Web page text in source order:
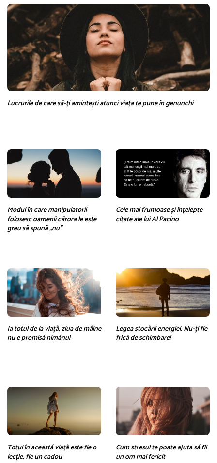
Lucrurile de care să-ți amintești atunci viața te pune în genunchi
Modul în care manipulatorii
folosesc oamenii cărora le este
greu să spună „nu”
Cele mai frumoase și înțelepte
citate ale lui Al Pacino
Ia totul de la viață, ziua de mâine
nu e promisă nimănui
Legea stocării energiei. Nu-ți fie
frică de schimbare!
Totul în această viață este fie o
lecție, fie un cadou
Cum stresul te poate ajuta să fii
un om mai fericit